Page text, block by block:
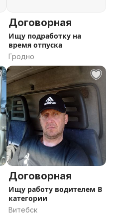
Договорная
Ищу подработку на
время отпуска
Гродно
Договорная
Ищу работу водителем В
категории
Витебск